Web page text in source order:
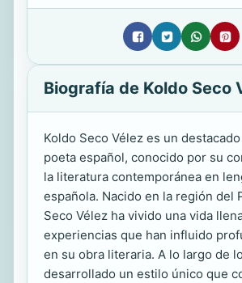
Biografía de Koldo Seco
Koldo Seco Vélez es un
poeta español, conocido por su
la literatura contemporánea en
española. Nacido en la región del
Seco Vélez ha vivido una vida
experiencias que han influido
en su obra literaria. A lo largo de
desarrollado un estilo único que